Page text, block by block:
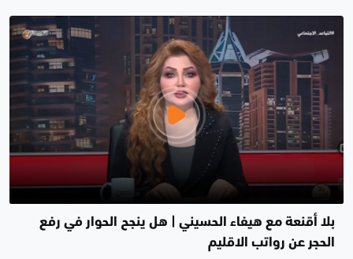
بلا أقنعة مع هيفاء الحسيني | هل ينجح الحوار في رفع
الحجر عن رواتب الاقليم